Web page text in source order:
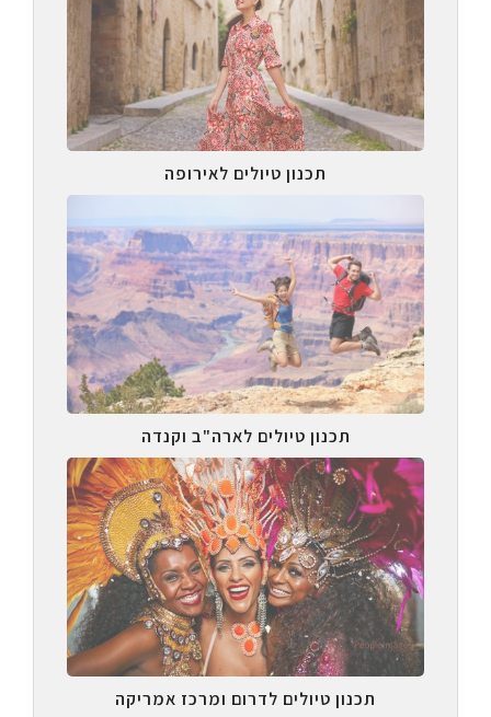
תכנון טיולים לאירופה
תכנון טיולים לארה"ב וקנדה
תכנון טיולים לדרום ומרכז אמריקה